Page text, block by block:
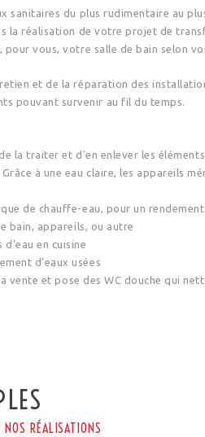
sanitaires du plus rudimentaire au
la réalisation de votre projet de
vous, votre salle de bain selon
et de la réparation des
pouvant survenir au fil du temps.
la traiter et d’en enlever les
à une eau claire, les appareils
de chauffe-eau, pour un
bain, appareils, ou autre
en cuisine
d’eaux usées
et pose des WC douche qui
RÉALISATIONS